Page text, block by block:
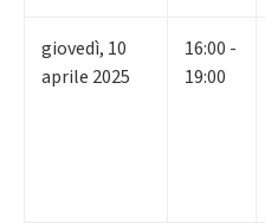
giovedì, 10
aprile 2025
16:00 -
19:00